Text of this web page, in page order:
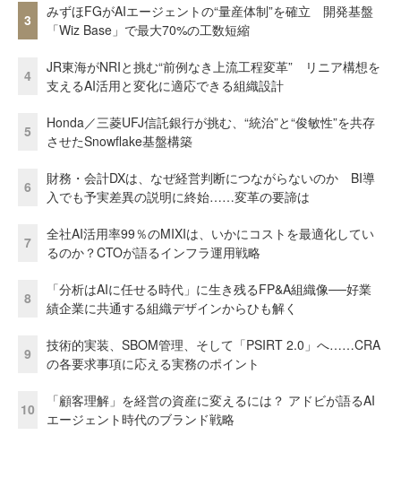
3
みずほFGがAIエージェントの“量産体制”を確立 開発基盤
「Wiz Base」で最大70%の工数短縮
4
JR東海がNRIと挑む“前例なき上流工程変革” リニア構想を
支えるAI活用と変化に適応できる組織設計
5
Honda／三菱UFJ信託銀行が挑む、“統治”と“俊敏性”を共存
させたSnowflake基盤構築
6
財務・会計DXは、なぜ経営判断につながらないのか BI導
入でも予実差異の説明に終始……変革の要諦は
7
全社AI活用率99％のMIXIは、いかにコストを最適化してい
るのか？CTOが語るインフラ運用戦略
8
「分析はAIに任せる時代」に生き残るFP&A組織像──好業
績企業に共通する組織デザインからひも解く
9
技術的実装、SBOM管理、そして「PSIRT 2.0」へ……CRA
の各要求事項に応える実務のポイント
10
「顧客理解」を経営の資産に変えるには？ アドビが語るAI
エージェント時代のブランド戦略